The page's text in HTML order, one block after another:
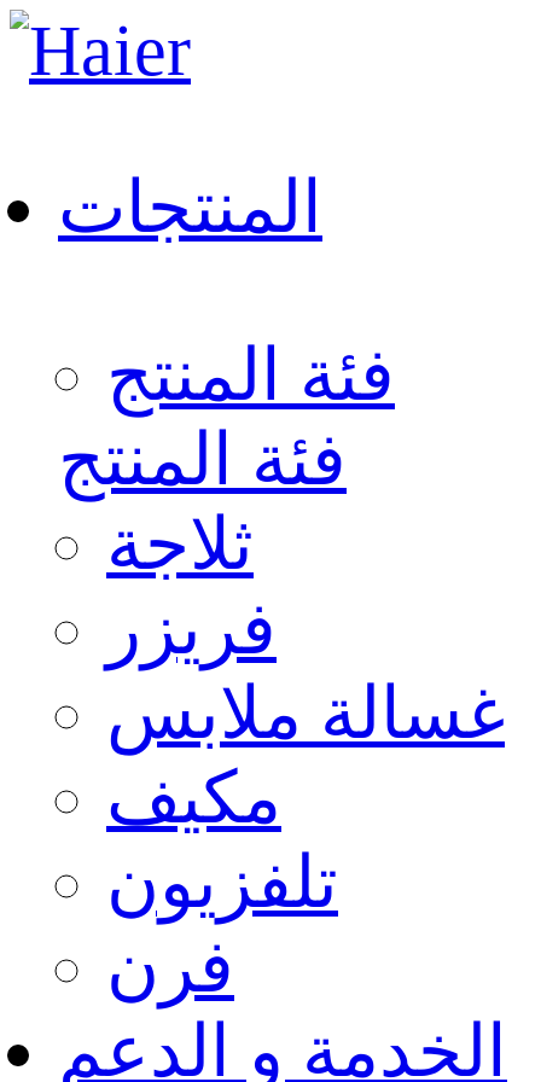
المنتجات
فئة المنتج
فئة المنتج
ثلاجة
فريزر
غسالة ملابس
مكيف
تلفزيون
فرن
الخدمة و الدعم